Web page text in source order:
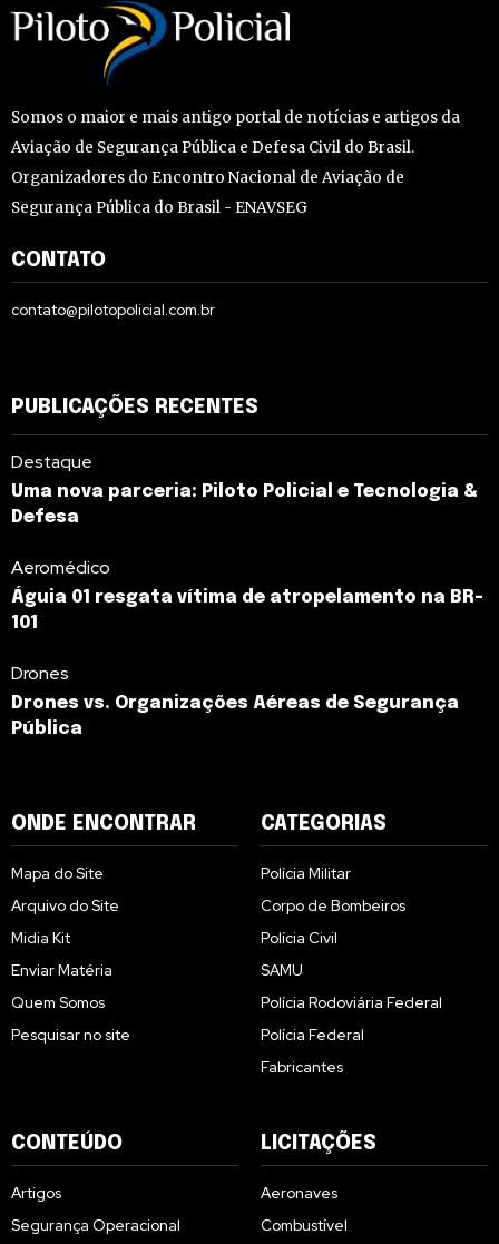
Somos o maior e mais antigo portal de notícias e artigos da
Aviação de Segurança Pública e Defesa Civil do Brasil.
Organizadores do Encontro Nacional de Aviação de
Segurança Pública do Brasil - ENAVSEG
CONTATO
contato@pilotopolicial.com.br
PUBLICAÇÕES RECENTES
Destaque
Uma nova parceria: Piloto Policial e Tecnologia &
Defesa
Aeromédico
Águia 01 resgata vítima de atropelamento na BR-
101
Drones
Drones vs. Organizações Aéreas de Segurança
Pública
ONDE ENCONTRAR
Mapa do Site
Arquivo do Site
Midia Kit
Enviar Matéria
Quem Somos
Pesquisar no site
CATEGORIAS
Polícia Militar
Corpo de Bombeiros
Polícia Civil
SAMU
Polícia Rodoviária Federal
Polícia Federal
Fabricantes
CONTEÚDO
Artigos
Segurança Operacional
LICITAÇÕES
Aeronaves
Combustível